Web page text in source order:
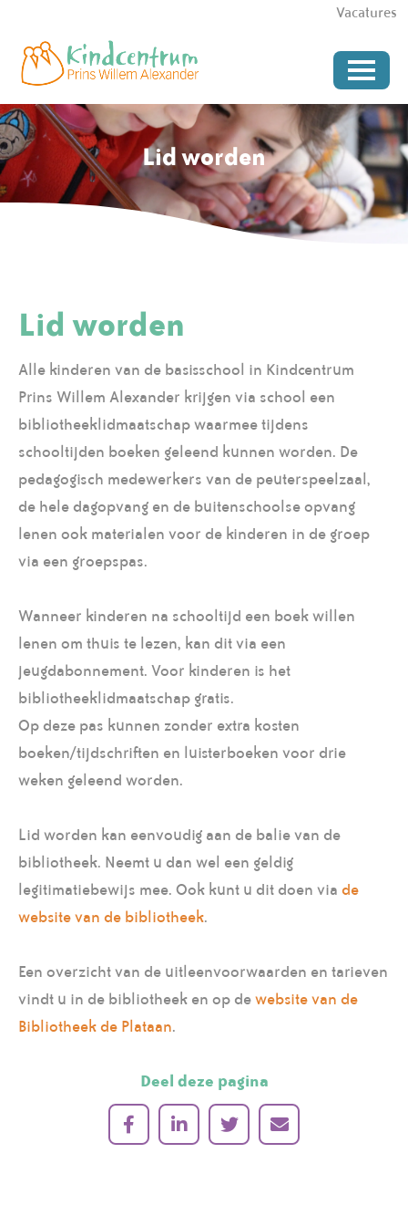
Vacatures
Lid worden
Lid worden
Alle kinderen van de basisschool in Kindcentrum
Prins Willem Alexander krijgen via school een
bibliotheeklidmaatschap waarmee tijdens
schooltijden boeken geleend kunnen worden. De
pedagogisch medewerkers van de peuterspeelzaal,
de hele dagopvang en de buitenschoolse opvang
lenen ook materialen voor de kinderen in de groep
via een groepspas.
Wanneer kinderen na schooltijd een boek willen
lenen om thuis te lezen, kan dit via een
jeugdabonnement. Voor kinderen is het
bibliotheeklidmaatschap gratis.
Op deze pas kunnen zonder extra kosten
boeken/tijdschriften en luisterboeken voor drie
weken geleend worden.
Lid worden kan eenvoudig aan de balie van de
bibliotheek. Neemt u dan wel een geldig
legitimatiebewijs mee. Ook kunt u dit doen via de
website van de bibliotheek.
Een overzicht van de uitleenvoorwaarden en tarieven
vindt u in de bibliotheek en op dewebsite van de
Bibliotheek de Plataan.
Deel deze pagina